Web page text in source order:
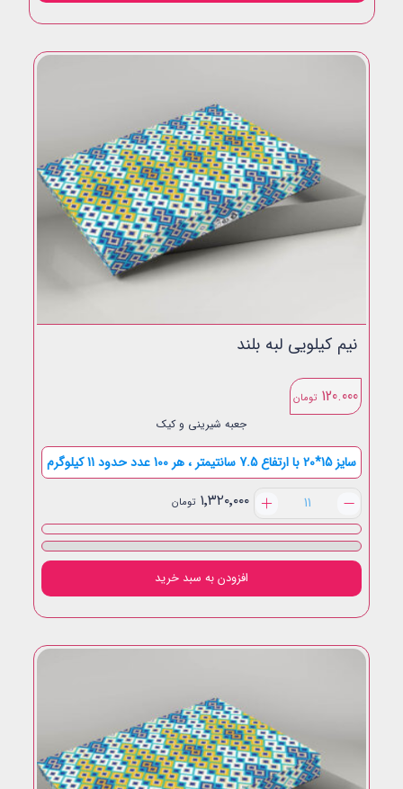
نیم کیلویی لبه بلند
120.000 تومان
جعبه شیرینی و کیک
سایز 15*20 با ارتفاع 7.5 سانتیمتر ، هر 100 عدد حدود 11 کیلوگرم
نیم
کیلویی
لبه
بلند
عدد
۱٬۳۲۰٬۰۰۰ تومان
افزودن به سبد خرید